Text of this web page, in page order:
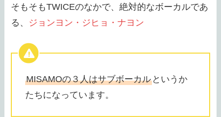
そもそもTWICEのなかで、絶対的なボーカルであ
る、 ジョンヨン・ジヒョ・ナヨン
MISAMOの３人はサブボーカル というか
たちになっています。